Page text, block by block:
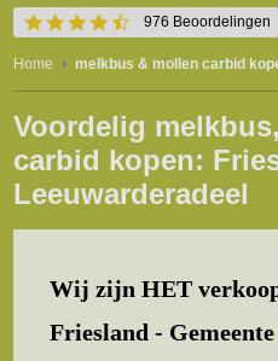
4.5
star
rating
976 Beoordelingen
Home melkbus & mollen carbid
Voordelig
carbid kopen:
Leeuwarderadeel
Wij zijn HET
Friesland -